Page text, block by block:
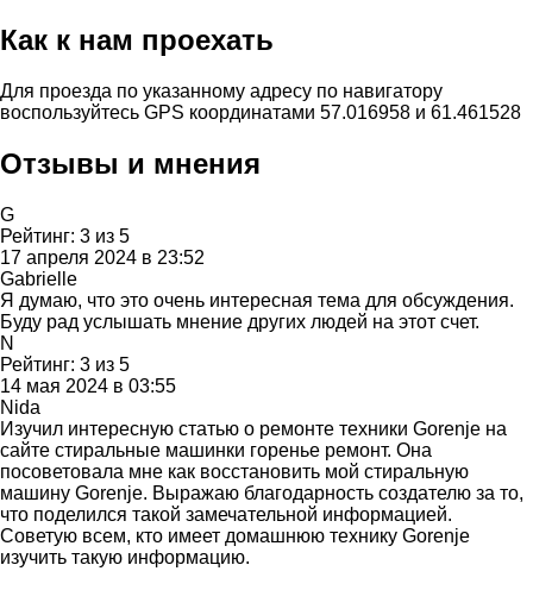
Как к нам проехать
Для проезда по указанному адресу по навигатору
воспользуйтесь GPS координатами 57.016958 и 61.461528
Отзывы и мнения
G
Рейтинг: 3 из 5
17 апреля 2024 в 23:52
Gabrielle
Я думаю, что это очень интересная тема для обсуждения.
Буду рад услышать мнение других людей на этот счет.
N
Рейтинг: 3 из 5
14 мая 2024 в 03:55
Nida
Изучил интересную статью о ремонте техники Gorenje на
сайте стиральные машинки горенье ремонт. Она
посоветовала мне как восстановить мой стиральную
машину Gorenje. Выражаю благодарность создателю за то,
что поделился такой замечательной информацией.
Советую всем, кто имеет домашнюю технику Gorenje
изучить такую информацию.